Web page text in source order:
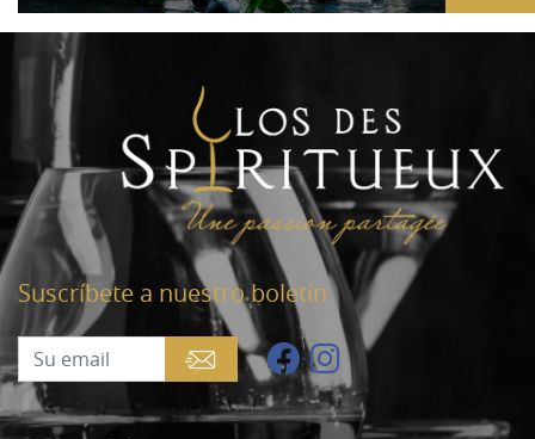
Suscríbete a nuestro boletín